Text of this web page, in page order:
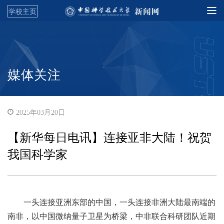
学校主页
媒体关注
2025年03月20日
【新华每日电讯】连接亚非大陆！祝贺
我国科学家
一头连接亚洲东部的中国，一头连接非洲大陆最南端的
南非，以中国微纳量子卫星为桥梁，中非联合科研团队近期